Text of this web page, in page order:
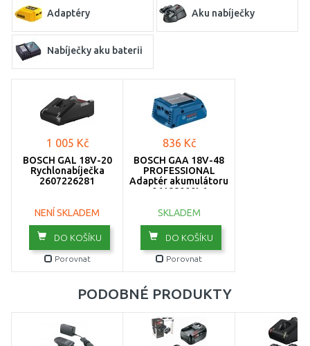
Adaptéry Aku nabíječky
Nabíječky aku baterii
1 005 Kč
BOSCH GAL 18V-20
Rychlonabíječka
2607226281
NENÍ SKLADEM
DO KOŠÍKU
Porovnat
836 Kč
BOSCH GAA 18V-48
PROFESSIONAL
Adaptér akumulátoru
06188000L6
SKLADEM
DO KOŠÍKU
Porovnat
PODOBNÉ PRODUKTY